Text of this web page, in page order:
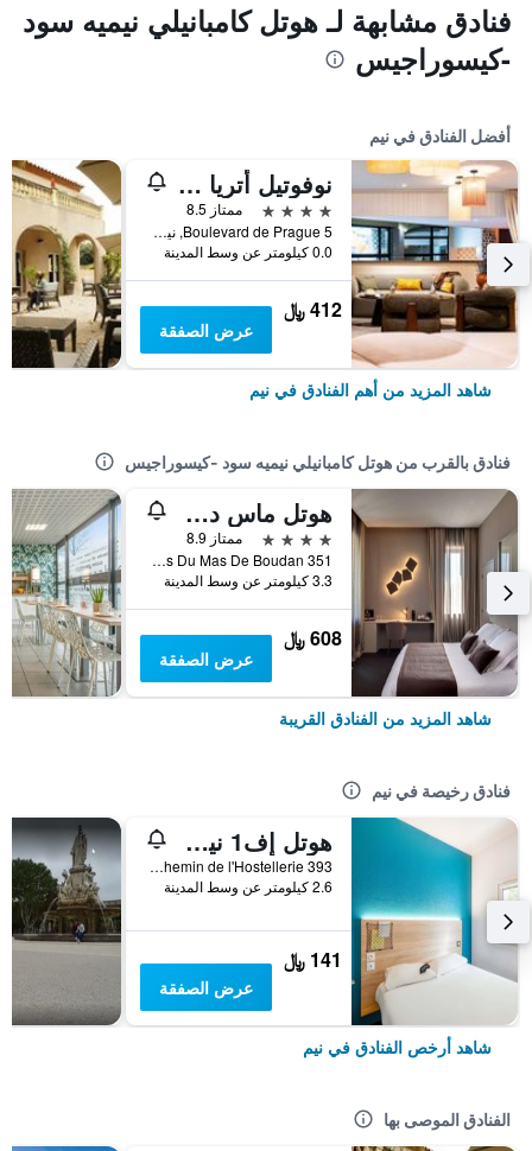
فنادق مشابهة لـ هوتل كامبانيلي نيميه سود
-كيسوراجيس
أفضل الفنادق في نيم
نوفوتيل أتريا نيم سنتر
4 نجوم
ممتاز 8.5
5 Boulevard de Prague, نيم, إقليم غارد, فرنسا
0.0 كيلومتر عن وسط المدينة
412 ﷼
عرض الصفقة
شاهد المزيد من أهم الفنادق في نيم
فنادق بالقرب من هوتل كامبانيلي نيميه سود -كيسوراجيس
هوتل ماس دي بودان
4 نجوم
ممتاز 8.9
351 Chemin Bas Du Mas De Boudan, نيم, إقليم غارد, فرنسا
3.3 كيلومتر عن وسط المدينة
608 ﷼
عرض الصفقة
شاهد المزيد من الفنادق القريبة
فنادق رخيصة في نيم
هوتل إف1 نيم ويست
393 Chemin de l'Hostellerie, نيم, إقليم غارد, فرنسا
2.6 كيلومتر عن وسط المدينة
141 ﷼
عرض الصفقة
شاهد أرخص الفنادق في نيم
الفنادق الموصى بها